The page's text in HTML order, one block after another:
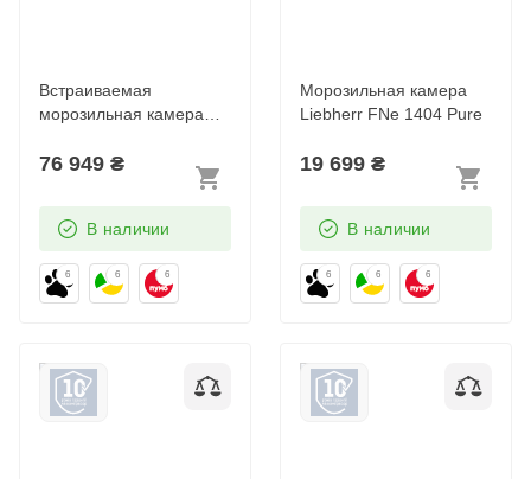
Встраиваемая
морозильная камера
Pure
76 949 ₴
В наличии
6 6 6
Морозильная камера
Liebherr FNe 1404 Pure
19 699 ₴
В наличии
6 6 6
Морозильная камера
Liebherr Fe 1404 Pure
Встраиваемая
морозильная камера